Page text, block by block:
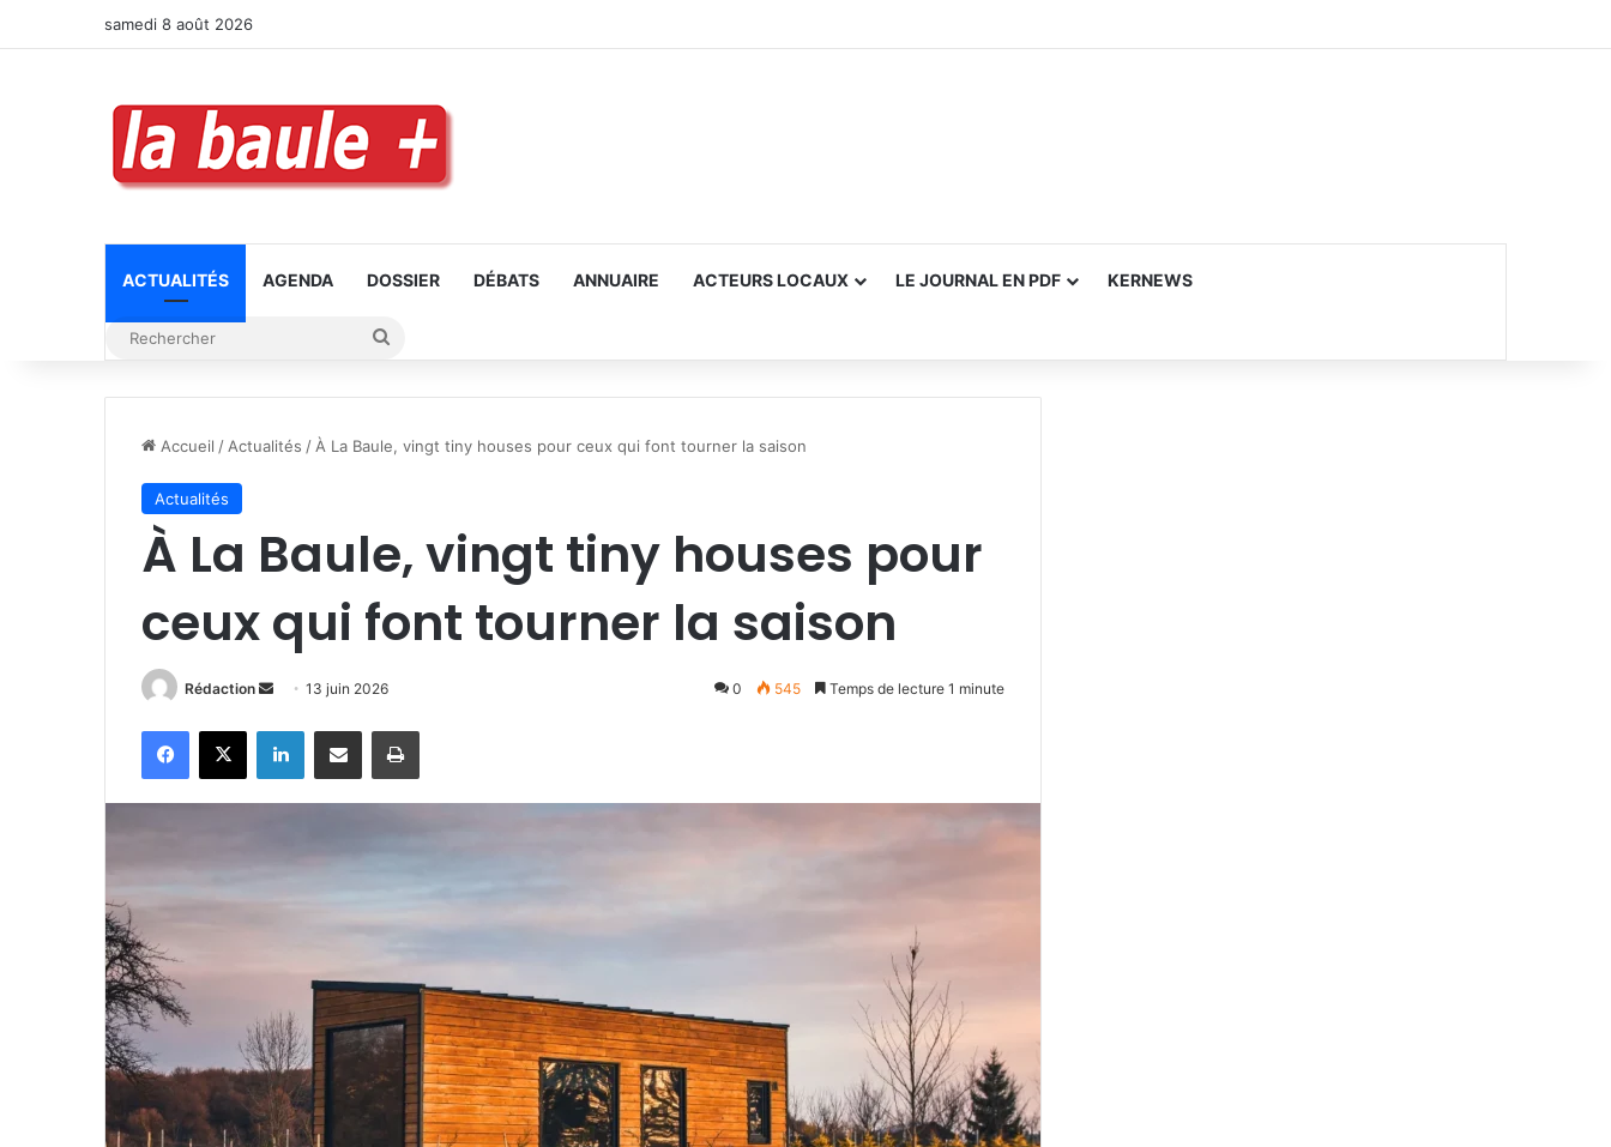
samedi 8 août 2026
ACTUALITÉS AGENDA DOSSIER DÉBATS ANNUAIRE ACTEURS LOCAUX LE JOURNAL EN PDF KERNEWS
Accueil / Actualités / À La Baule, vingt tiny houses pour ceux qui font tourner la saison
Actualités
À La Baule, vingt tiny houses pour
ceux qui font tourner la saison
Rédaction
Envoyer
courriel
13 juin 2026 0 545 Temps de lecture 1 minute
Facebook
X LinkedinPartager par email Imprimer